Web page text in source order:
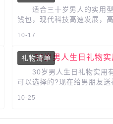
适合三十岁男人的实用型
钱包，现代科技高速发展，
钱包，但是有的时候也有很
10-17
礼物清单
30岁男人生日礼物实
30岁男人生日礼物实用
可以选择的?现在给男朋友送
表达最真诚的心呢，那就是
10-25